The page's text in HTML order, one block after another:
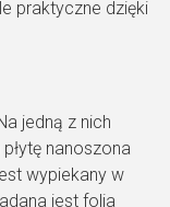
praktyczne dzięki
jedną z nich
nanoszona
wypiekany w
jest folia